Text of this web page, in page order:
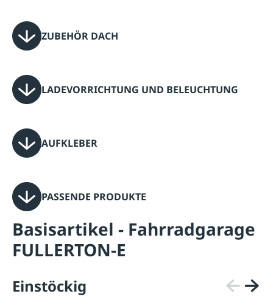
ZUBEHÖR DACH
LADEVORRICHTUNG UND BELEUCHTUNG
AUFKLEBER
PASSENDE PRODUKTE
Basisartikel - Fahrradgarage
FULLERTON-E
Einstöckig